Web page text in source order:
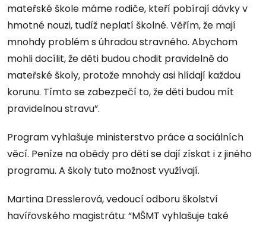
mateřské škole máme rodiče, kteří pobírají dávky v
hmotné nouzi, tudíž neplatí školné. Věřím, že mají
mnohdy problém s úhradou stravného. Abychom
mohli docílit, že děti budou chodit pravidelně do
mateřské školy, protože mnohdy asi hlídají každou
korunu. Tímto se zabezpečí to, že děti budou mít
pravidelnou stravu”.
Program vyhlašuje ministerstvo práce a sociálních
věcí. Peníze na obědy pro děti se dají získat i z jiného
programu. A školy tuto možnost využívají.
Martina Dresslerová, vedoucí odboru školství
havířovského magistrátu: “MŠMT vyhlašuje také